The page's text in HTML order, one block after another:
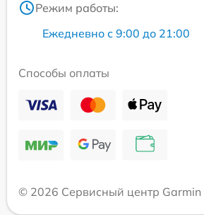
Режим работы:
Ежедневно с 9:00 до 21:00
Способы оплаты
© 2026 Сервисный центр Garmin